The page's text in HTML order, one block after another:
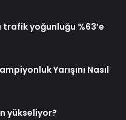
yoğunluğu %63’e
Yarışını Nasıl
yükseliyor?